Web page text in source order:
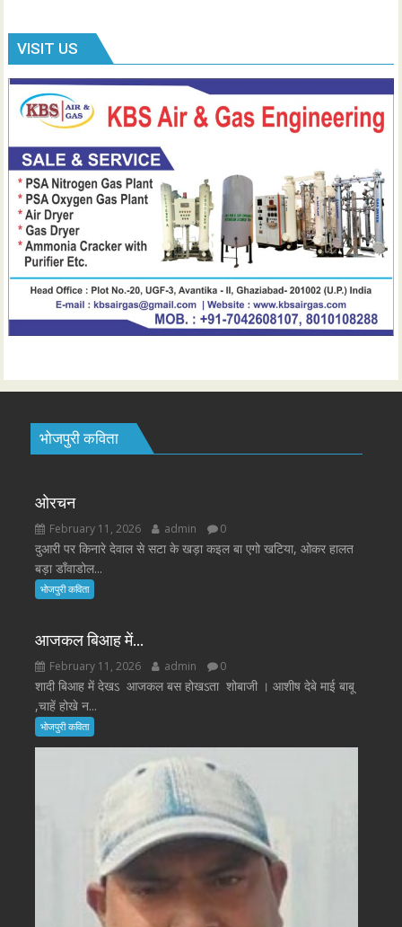
VISIT US
भोजपुरी कविता
ओरचन
February 11, 2026 admin 0
दुआरी पर किनारे देवाल से सटा के खड़ा कइल बा एगो खटिया, ओकर हालत
बड़ा डाँवाडोल...
भोजपुरी कविता
आजकल बिआह में…
February 11, 2026 admin 0
शादी बिआह में देखऽ आजकल बस होखऽता शोबाजी । आशीष देबे माई बाबू
,चाहें होखे न...
भोजपुरी कविता